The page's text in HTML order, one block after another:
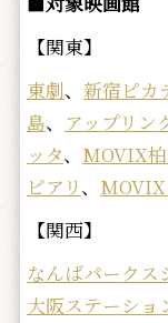
【関東】
東劇、 新宿ピカ
島、 アップリン
ッタ、 MOVIX
ピアリ、
【関西】
なんばパークス
大阪ステーショ